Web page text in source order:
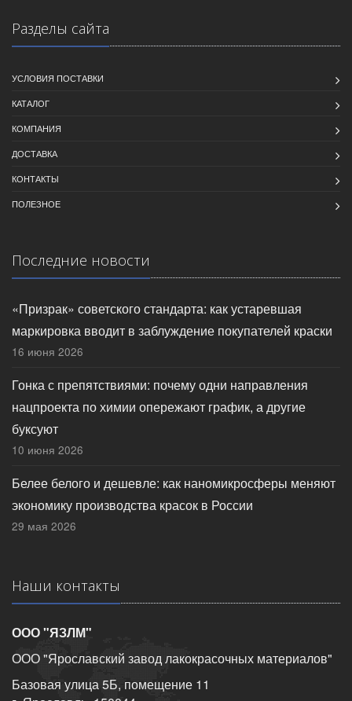
Разделы сайта
УСЛОВИЯ ПОСТАВКИ
КАТАЛОГ
КОМПАНИЯ
ДОСТАВКА
КОНТАКТЫ
ПОЛЕЗНОЕ
Последние новости
«Призрак» советского стандарта: как устаревшая
маркировка вводит в заблуждение покупателей краски
16 июня 2026
Гонка с препятствиями: почему одни направления
нацпроекта по химии опережают график, а другие
буксуют
10 июня 2026
Белее белого и дешевле: как наномикросферы меняют
экономику производства красок в России
29 мая 2026
Наши контакты
ООО "ЯЗЛМ"
ООО "Ярославский завод лакокрасочных материалов"
Базовая улица 5Б, помещение 11